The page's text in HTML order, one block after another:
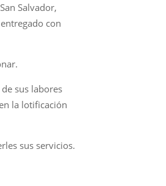
Salvador,
con
sus labores
la lotificación
sus servicios.